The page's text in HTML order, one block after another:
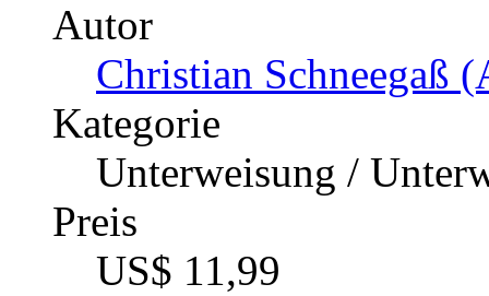
Autor
Christian Schneegaß
Kategorie
Unterweisung /
Preis
US$ 11,99